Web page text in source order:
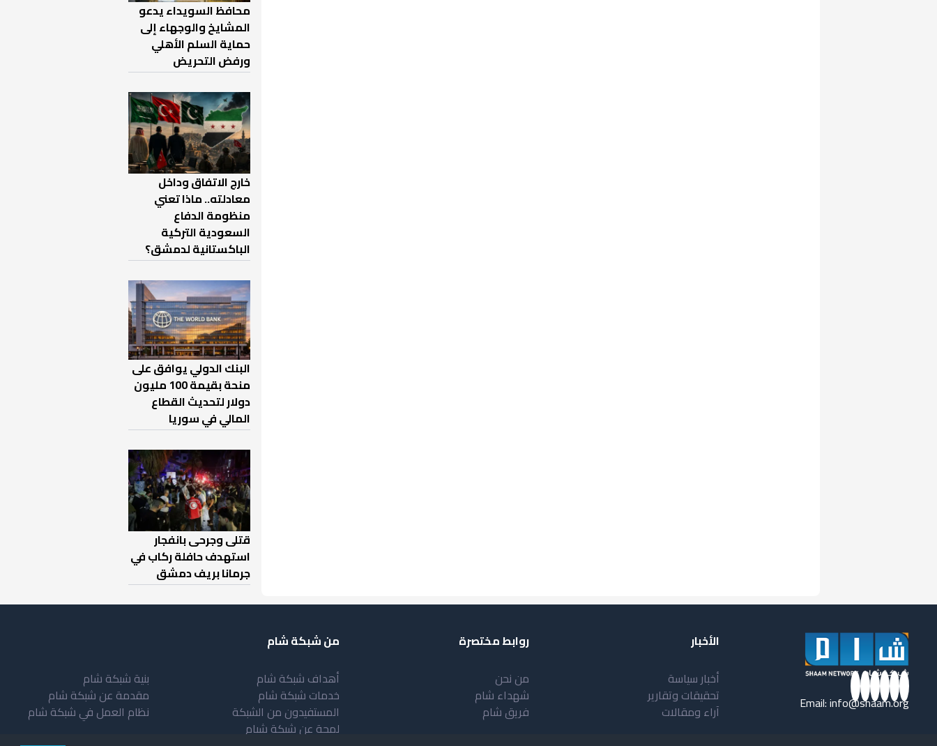
محافظ السويداء يدعو
المشايخ والوجهاء إلى
حماية السلم الأهلي
ورفض التحريض
خارج الاتفاق وداخل
معادلته.. ماذا تعني
منظومة الدفاع
السعودية التركية
الباكستانية لدمشق؟
البنك الدولي يوافق على
منحة بقيمة 100 مليون
دولار لتحديث القطاع
المالي في سوريا
قتلى وجرحى بانفجار
استهدف حافلة ركاب في
جرمانا بريف دمشق
Email:info@shaam.org
الأخبار
أخبار سياسة
تحقيقات وتقارير
آراء ومقالات
روابط مختصرة
من نحن
شهداء شام
فريق شام
من شبكة شام
أهداف شبكة شام
خدمات شبكة شام
المستفيدون من الشبكة
لمحة عن شبكة شبام
بنية شبكة شام
مقدمة عن شبكة شام
نظام العمل في شبكة شام